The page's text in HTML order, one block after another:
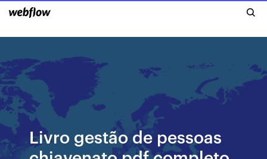
Livro gestão de pessoas